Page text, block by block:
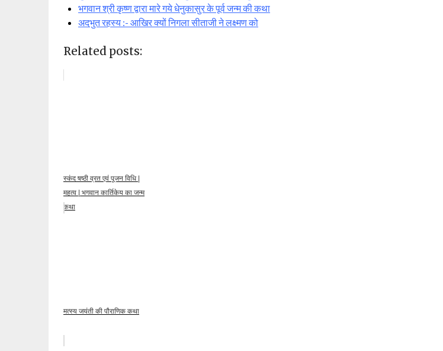
भगवान श्री कृष्ण द्वारा मारे गये धेनुकासुर के पूर्व जन्म की कथा
अदभुत रहस्य :- आखिर क्यों निगला सीताजी ने लक्ष्मण को
Related posts:
स्कंद षष्ठी व्रत एवं पूजन विधि |
महत्व | भगवान कार्तिकेय का जन्म
कथा
मत्स्य जयंती की पौराणिक कथा